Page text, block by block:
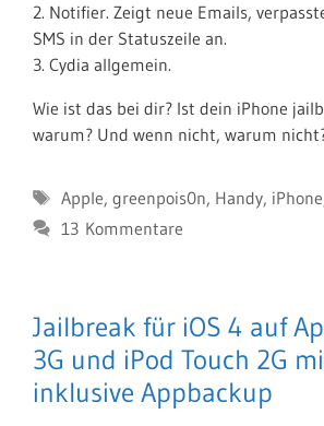
2. Notifier. Zeigt neue Emails,
SMS in der Statuszeile an.
3. Cydia allgemein.
Wie ist das bei dir? Ist dein iPhone
warum? Und wenn nicht, warum
Schlagwörter
Apple, greenpois0n, Handy, iPhone
13 Kommentare
Jailbreak für iOS 4 auf
3G und iPod Touch 2G
inklusive Appbackup